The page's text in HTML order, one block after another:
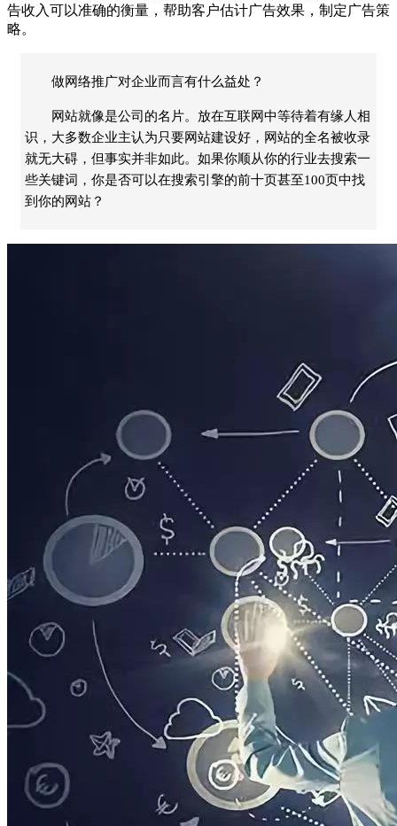
告收入可以准确的衡量，帮助客户估计广告效果，制定广告策
略。
做网络推广对企业而言有什么益处？
网站就像是公司的名片。放在互联网中等待着有缘人相
识，大多数企业主认为只要网站建设好，网站的全名被收录
就无大碍，但事实并非如此。如果你顺从你的行业去搜索一
些关键词，你是否可以在搜索引擎的前十页甚至100页中找
到你的网站？